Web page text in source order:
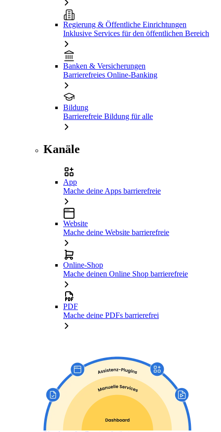
Regierung & Öffentliche Einrichtungen
Inklusive Services für den öffentlichen Bereich
Banken & Versicherungen
Barrierefreies Online-Banking
Bildung
Barrierefreie Bildung für alle
Kanäle
App
Mache deine Apps barrierefreie
Website
Mache deine Website barrierefreie
Online-Shop
Mache deinen Online Shop barrierefreie
PDF
Mache deine PDFs barrierefrei